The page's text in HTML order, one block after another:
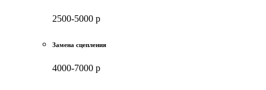
2500-5000 р
Замена сцепления
4000-7000 р